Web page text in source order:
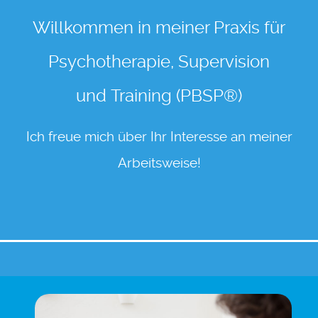
Willkommen in meiner Praxis für
Psychotherapie, Supervision
und Training (PBSP®)
Ich freue mich über Ihr Interesse an meiner
Arbeitsweise!